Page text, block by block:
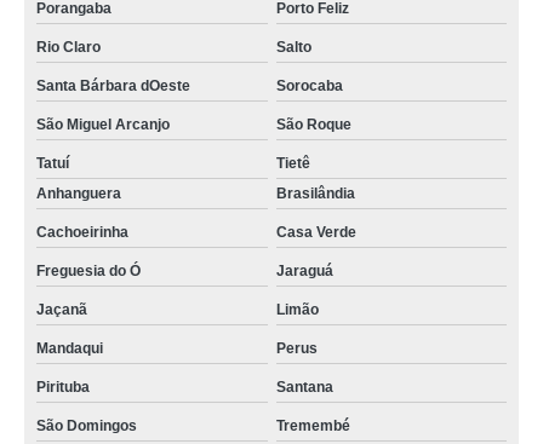
Porangaba Porto Feliz
Rio Claro Salto
Santa Bárbara dOeste Sorocaba
São Miguel Arcanjo São Roque
Tatuí
Tietê
Anhanguera
Brasilândia
Cachoeirinha Casa Verde
Freguesia do Ó Jaraguá
Jaçanã Limão
Mandaqui Perus
Pirituba Santana
São Domingos Tremembé